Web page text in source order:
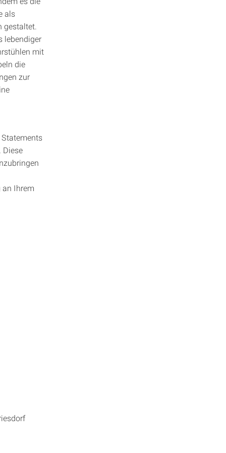
als
lebendiger
mit
die
zur
Diese
Ihrem